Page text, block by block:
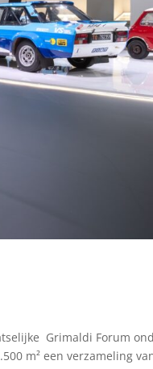
Grimaldi Forum
m² een verzameling